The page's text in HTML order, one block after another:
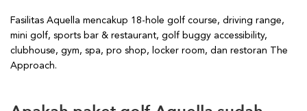
Fasilitas Aquella mencakup 18-hole golf course, driving range,
mini golf, sports bar & restaurant, golf buggy accessibility,
clubhouse, gym, spa, pro shop, locker room, dan restoran The
Approach.